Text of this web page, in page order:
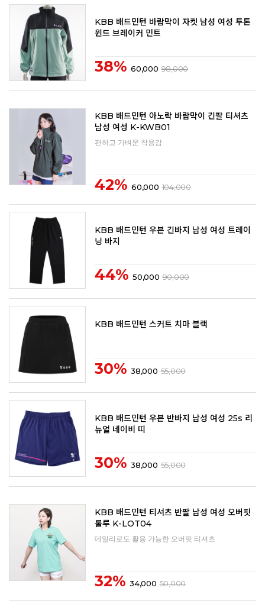
KBB 배드민턴 바람막이 자켓 남성 여성 투톤
윈드 브레이커 민트
38% 60,000 98,000
KBB 배드민턴 아노락 바람막이 긴팔 티셔츠
남성 여성 K-KWB01
편하고 가벼운 착용감
42% 60,000 104,000
KBB 배드민턴 우븐 긴바지 남성 여성 트레이
닝 바지
44% 50,000 90,000
KBB 배드민턴 스커트 치마 블랙
30% 38,000 55,000
KBB 배드민턴 우븐 반바지 남성 여성 25s 리
뉴얼 네이비 띠
30% 38,000 55,000
KBB 배드민턴 티셔츠 반팔 남성 여성 오버핏
룰루 K-LOT04
데일리로도 활용 가능한 오버핏 티셔츠
32% 34,000 50,000